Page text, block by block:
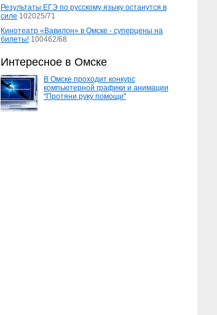
Результаты ЕГЭ по русскому языку останутся в
силе 102025/71
Кинотеатр «Вавилон» в Омске - суперцены на
билеты! 100462/68
Интересное в Омске
В Омске проходит конкурс
компьютерной графики и анимации
"Протяни руку помощи"